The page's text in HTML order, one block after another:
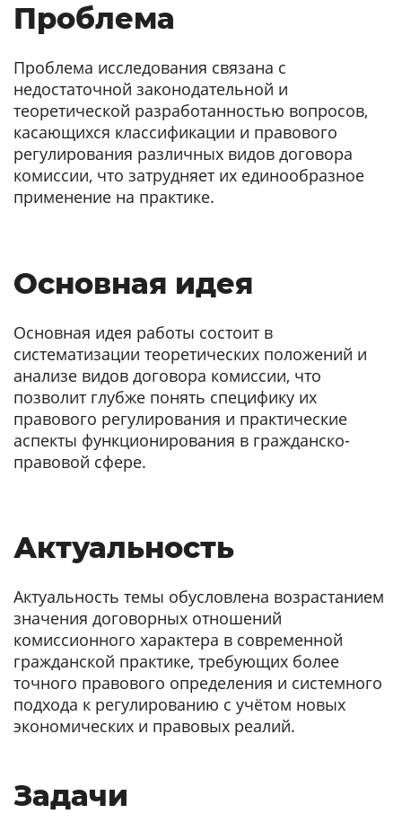
Проблема
Проблема исследования связана с
недостаточной законодательной и
теоретической разработанностью вопросов,
касающихся классификации и правового
регулирования различных видов договора
комиссии, что затрудняет их единообразное
применение на практике.
Основная идея
Основная идея работы состоит в
систематизации теоретических положений и
анализе видов договора комиссии, что
позволит глубже понять специфику их
правового регулирования и практические
аспекты функционирования в гражданско-
правовой сфере.
Актуальность
Актуальность темы обусловлена возрастанием
значения договорных отношений
комиссионного характера в современной
гражданской практике, требующих более
точного правового определения и системного
подхода к регулированию с учётом новых
экономических и правовых реалий.
Задачи